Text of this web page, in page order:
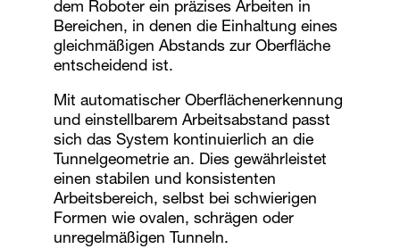
dem Roboter ein präzises Arbeiten in
Bereichen, in denen die Einhaltung eines
gleichmäßigen Abstands zur Oberfläche
entscheidend ist.
Mit automatischer Oberflächenerkennung
und einstellbarem Arbeitsabstand passt
sich das System kontinuierlich an die
Tunnelgeometrie an. Dies gewährleistet
einen stabilen und konsistenten
Arbeitsbereich, selbst bei schwierigen
Formen wie ovalen, schrägen oder
unregelmäßigen Tunneln.